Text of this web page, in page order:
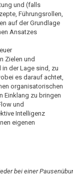
und (falls
Führungsrollen,
auf der Grundlage
Ansatzes
Zielen und
der Lage sind, zu
es darauf achtet,
organisatorischen
Einklang zu bringen
und
Intelligenz
eigenen
bei einer